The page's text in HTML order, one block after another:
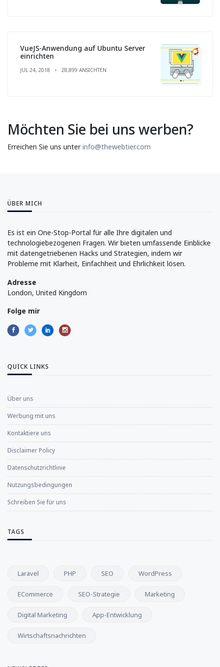
VueJS-Anwendung auf Ubuntu Server
einrichten
JUL 24, 2018 28,899 ANSICHTEN
Möchten Sie bei uns werben?
Erreichen Sie uns unterinfo@thewebtier.com
ÜBER MICH
Es ist ein One-Stop-Portal für alle Ihre digitalen und
technologiebezogenen Fragen. Wir bieten umfassende Einblicke
mit datengetriebenen Hacks und Strategien, indem wir
Probleme mit Klarheit, Einfachheit und Ehrlichkeit lösen.
Adresse
London, United Kingdom
Folge mir
QUICK LINKS
Über uns
Werbung mit uns
Kontaktiere uns
Disclaimer Policy
Datenschutzrichtlinie
Nutzungsbedingungen
Schreiben Sie für uns
TAGS
Laravel PHP SEO WordPress
ECommerce SEO-Strategie Marketing
Digital Marketing App-Entwicklung
Wirtschaftsnachrichten